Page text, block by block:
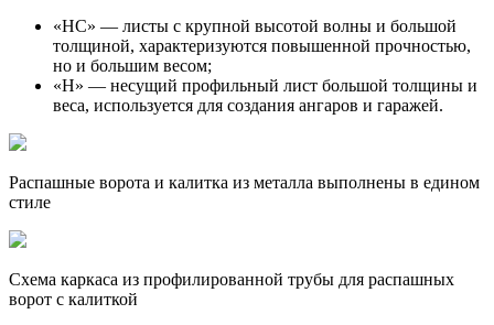
«НС» — листы с крупной высотой волны и большой
толщиной, характеризуются повышенной прочностью,
но и большим весом;
«Н» — несущий профильный лист большой толщины и
веса, используется для создания ангаров и гаражей.
Распашные ворота и калитка из металла выполнены в едином
стиле
Схема каркаса из профилированной трубы для распашных
ворот с калиткой